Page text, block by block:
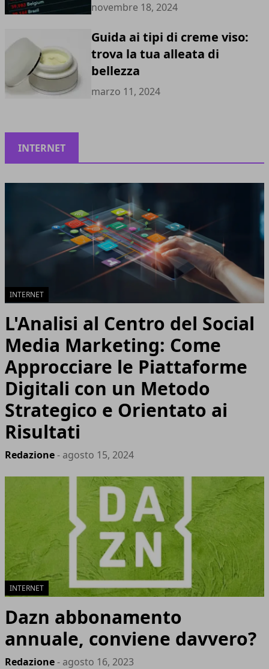
novembre 18, 2024
Guida ai tipi di creme viso:
trova la tua alleata di
bellezza
marzo 11, 2024
INTERNET
INTERNET
L'Analisi al Centro del Social
Media Marketing: Come
Approcciare le Piattaforme
Digitali con un Metodo
Strategico e Orientato ai
Risultati
Redazione- agosto 15, 2024
INTERNET
Dazn abbonamento
annuale, conviene davvero?
Redazione- agosto 16, 2023